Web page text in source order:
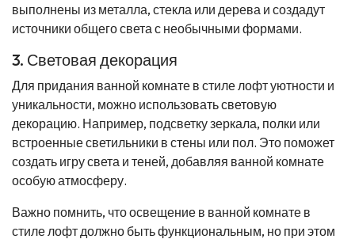
выполнены из металла, стекла или дерева и создадут
источники общего света с необычными формами.
3. Световая декорация
Для придания ванной комнате в стиле лофт уютности и
уникальности, можно использовать световую
декорацию. Например, подсветку зеркала, полки или
встроенные светильники в стены или пол. Это поможет
создать игру света и теней, добавляя ванной комнате
особую атмосферу.
Важно помнить, что освещение в ванной комнате в
стиле лофт должно быть функциональным, но при этом